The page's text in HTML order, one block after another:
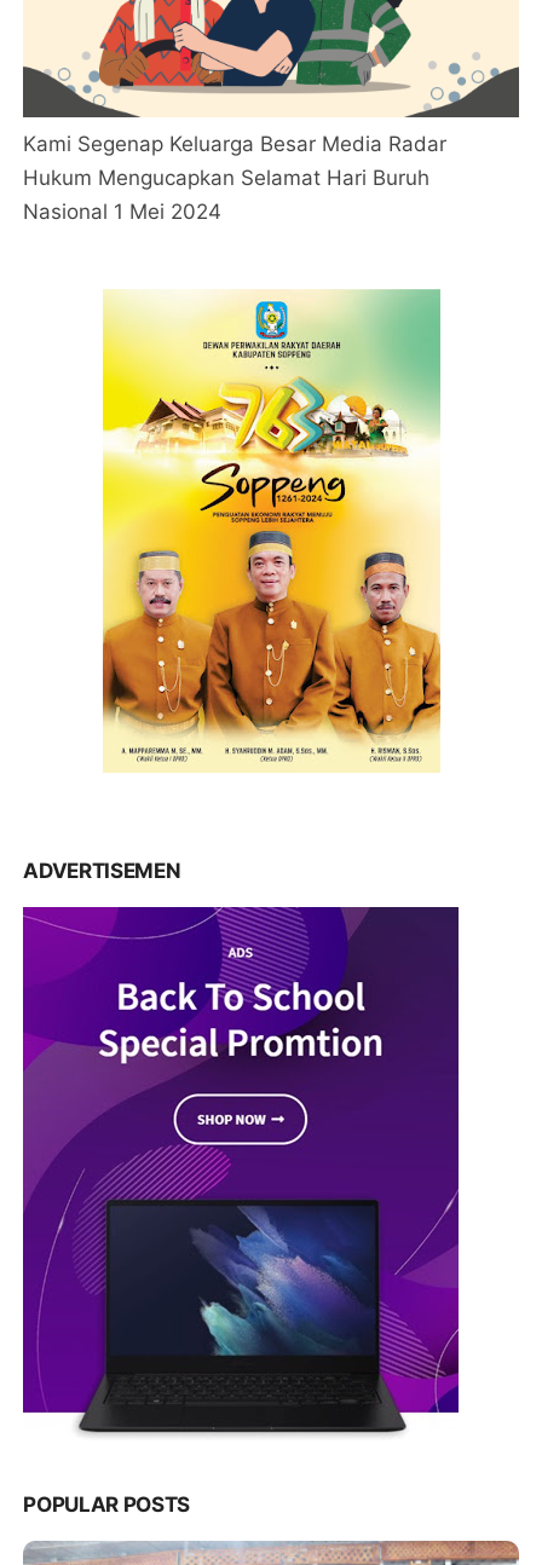
Kami Segenap Keluarga Besar Media Radar
Hukum Mengucapkan Selamat Hari Buruh
Nasional 1 Mei 2024
ADVERTISEMEN
POPULAR POSTS